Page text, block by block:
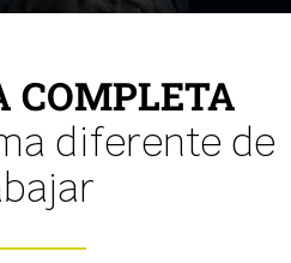
COMPLETA
diferente de